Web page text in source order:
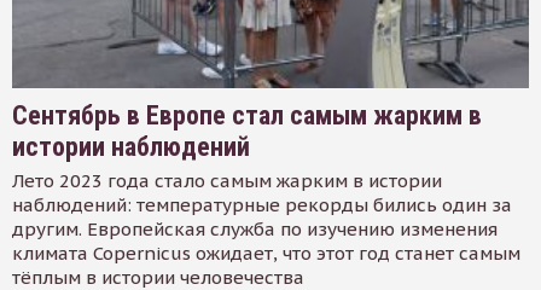
Сентябрь в Европе стал самым жарким в
истории наблюдений
Лето 2023 года стало самым жарким в истории
наблюдений: температурные рекорды бились один за
другим. Европейская служба по изучению изменения
климата Copernicus ожидает, что этот год станет самым
тёплым в истории человечества